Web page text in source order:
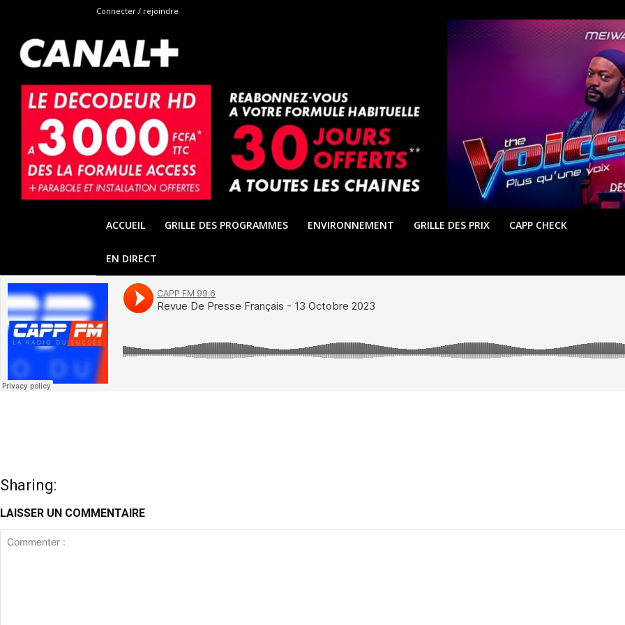
Connecter / rejoindre
ACCUEIL GRILLE DES PROGRAMMES ENVIRONNEMENT GRILLE DES PRIX CAPP CHECK
EN DIRECT
Sharing:
LAISSER UN COMMENTAIRE